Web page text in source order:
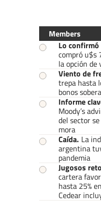
Members
Lo
compró u$s
la opción de
Viento de
trepa hasta
bonos
Informe
Moody’s
del sector
mora
Caída. La
argentina
pandemia
Jugosos
cartera
hasta 25%
Cedear